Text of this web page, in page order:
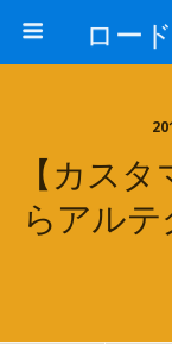
【カス
らアル